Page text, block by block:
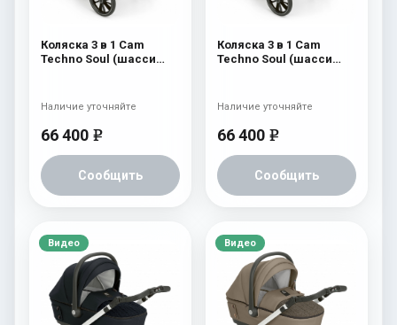
Коляска 3 в 1 Cam
Techno Soul (шасси
66 400 e
Сообщить
Наличие уточняйте
Коляска 3 в 1 Cam
Techno Soul (шасси
66 400 e
Сообщить
Наличие уточняйте
Видео Видео